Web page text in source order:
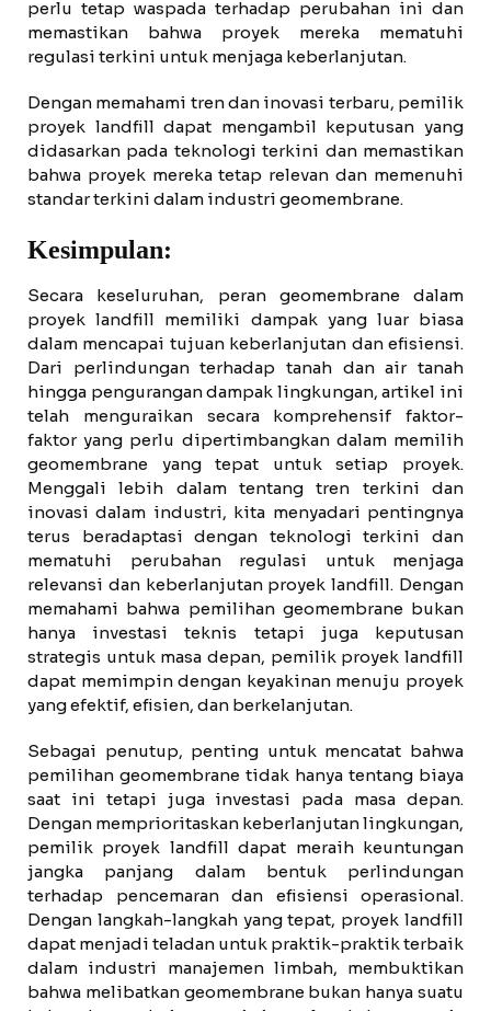
perlu tetap waspada terhadap perubahan ini dan
memastikan bahwa proyek mereka mematuhi
regulasi terkini untuk menjaga keberlanjutan.
Dengan memahami tren dan inovasi terbaru, pemilik
proyek landfill dapat mengambil keputusan yang
didasarkan pada teknologi terkini dan memastikan
bahwa proyek mereka tetap relevan dan memenuhi
standar terkini dalam industri geomembrane.
Kesimpulan:
Secara keseluruhan, peran geomembrane dalam
proyek landfill memiliki dampak yang luar biasa
dalam mencapai tujuan keberlanjutan dan efisiensi.
Dari perlindungan terhadap tanah dan air tanah
hingga pengurangan dampak lingkungan, artikel ini
telah menguraikan secara komprehensif faktor-
faktor yang perlu dipertimbangkan dalam memilih
geomembrane yang tepat untuk setiap proyek.
Menggali lebih dalam tentang tren terkini dan
inovasi dalam industri, kita menyadari pentingnya
terus beradaptasi dengan teknologi terkini dan
mematuhi perubahan regulasi untuk menjaga
relevansi dan keberlanjutan proyek landfill. Dengan
memahami bahwa pemilihan geomembrane bukan
hanya investasi teknis tetapi juga keputusan
strategis untuk masa depan, pemilik proyek landfill
dapat memimpin dengan keyakinan menuju proyek
yang efektif, efisien, dan berkelanjutan.
Sebagai penutup, penting untuk mencatat bahwa
pemilihan geomembrane tidak hanya tentang biaya
saat ini tetapi juga investasi pada masa depan.
Dengan memprioritaskan keberlanjutan lingkungan,
pemilik proyek landfill dapat meraih keuntungan
jangka panjang dalam bentuk perlindungan
terhadap pencemaran dan efisiensi operasional.
Dengan langkah-langkah yang tepat, proyek landfill
dapat menjadi teladan untuk praktik-praktik terbaik
dalam industri manajemen limbah, membuktikan
bahwa melibatkan geomembrane bukan hanya suatu